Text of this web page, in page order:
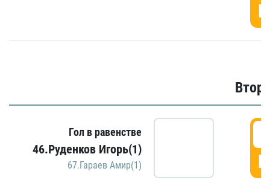
Гол в равенстве
46.Руденков Игорь(1)
67.Гараев Амир(1)